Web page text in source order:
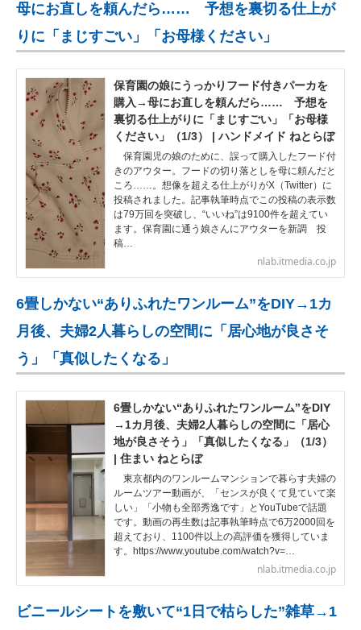
母にお直しを頼んだら…… 予想を裏切る仕上が
りに「まじすごい」「お母様ください」
保育園の娘にうっかりフード付きパーカを
購入→母にお直しを頼んだら…… 予想を
裏切る仕上がりに「まじすごい」「お母様
ください」（1/3） | ハンドメイド ねとらぼ
保育園児の娘のために、誤って購入したフード付
きのアウター。フードの切り落としを母に頼んだと
ころ……。想像を超える仕上がりがX（Twitter）に
投稿されました。記事執筆時点でこの投稿の表示数
は79万回を突破し、“いいね”は9100件を超えてい
ます。保育園に通う娘さんにアウターを新調 投
稿…
nlab.itmedia.co.jp
6畳しかない“ありふれたワンルーム”をDIY→1カ
月後、夫婦2人暮らしの空間に「居心地が良さそ
う」「真似したくなる」
6畳しかない“ありふれたワンルーム”をDIY
→1カ月後、夫婦2人暮らしの空間に「居心
地が良さそう」「真似したくなる」（1/3）
| 住まい ねとらぼ
東京都内のワンルームマンションで暮らす夫婦の
ルームツアー動画が、「センスが良くて見ていて楽
しい」「小物も全部秀逸です」とYouTubeで話題
です。動画の再生数は記事執筆時点で6万2000回を
超えており、1100件以上の高評価を獲得していま
す。https://www.youtube.com/watch?v=…
nlab.itmedia.co.jp
ビニールシートを敷いて“1日で枯らした”雑草→1